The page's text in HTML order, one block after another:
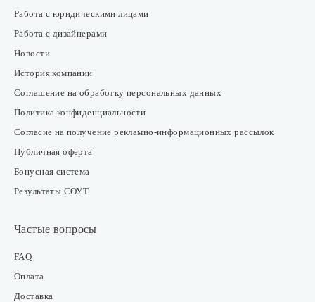
Работа с юридическими лицами
Работа с дизайнерами
Новости
История компании
Соглашение на обработку персональных данных
Политика конфиденциальности
Согласие на получение рекламно-информационных рассылок
Публичная оферта
Бонусная система
Результаты СОУТ
Частые вопросы
FAQ
Оплата
Доставка